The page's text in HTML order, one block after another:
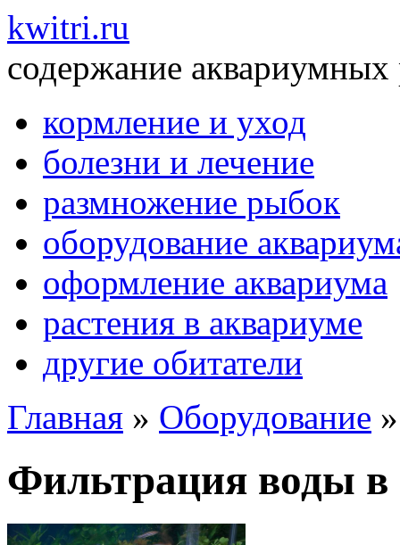
kwitri.ru
содержание
кормление и уход
болезни и лечение
размножение рыбок
оборудование
оформление аквариума
растения в аквариуме
другие обитатели
Главная » Оборудование
Фильтрация воды в